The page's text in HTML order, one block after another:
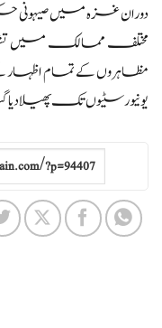
دوران غزہ میں
مختلف ممالک میں
مظاہروں کے تمام اظہار
یونیورسٹیوں تک پھیلا